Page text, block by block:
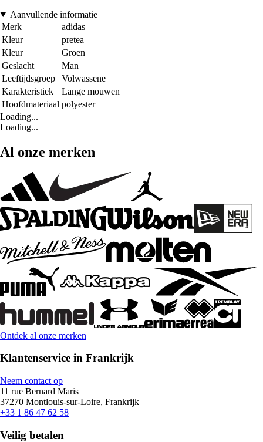
Aanvullende informatie
Merk
adidas
Kleur
pretea
Kleur
Groen
Geslacht
Man
Leeftijdsgroep
Volwassene
Karakteristiek
Lange mouwen
Hoofdmateriaal polyester
Loading...
Loading...
Al onze merken
Ontdek al onze merken
Klantenservice in Frankrijk
Neem contact op
11 rue Bernard Maris
37270 Montlouis-sur-Loire, Frankrijk
+33 1 86 47 62 58
Veilig betalen